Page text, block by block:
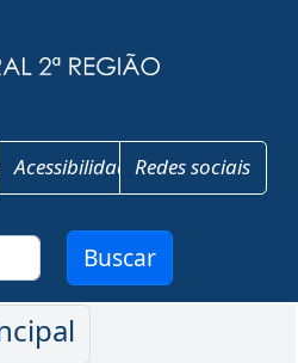
AcessibilidadeRedes sociais
Buscar